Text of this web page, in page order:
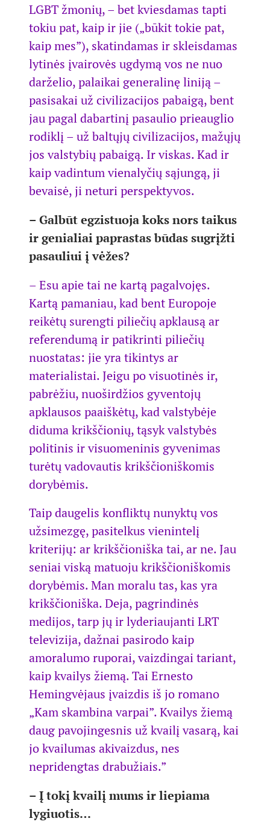
LGBT žmonių, – bet kviesdamas tapti
tokiu pat, kaip ir jie („būkit tokie pat,
kaip mes”), skatindamas ir skleisdamas
lytinės įvairovės ugdymą vos ne nuo
darželio, palaikai generalinę liniją –
pasisakai už civilizacijos pabaigą, bent
jau pagal dabartinį pasaulio prieauglio
rodiklį – už baltųjų civilizacijos, mažųjų
jos valstybių pabaigą. Ir viskas. Kad ir
kaip vadintum vienalyčių sąjungą, ji
bevaisė, ji neturi perspektyvos.
– Galbūt egzistuoja koks nors taikus
ir genialiai paprastas būdas sugrįžti
pasauliui į vėžes?
– Esu apie tai ne kartą pagalvojęs.
Kartą pamaniau, kad bent Europoje
reikėtų surengti piliečių apklausą ar
referendumą ir patikrinti piliečių
nuostatas: jie yra tikintys ar
materialistai. Jeigu po visuotinės ir,
pabrėžiu, nuoširdžios gyventojų
apklausos paaiškėtų, kad valstybėje
diduma krikščionių, tąsyk valstybės
politinis ir visuomeninis gyvenimas
turėtų vadovautis krikščioniškomis
dorybėmis.
Taip daugelis konfliktų nunyktų vos
užsimezgę, pasitelkus vienintelį
kriterijų: ar krikščioniška tai, ar ne. Jau
seniai viską matuoju krikščioniškomis
dorybėmis. Man moralu tas, kas yra
krikščioniška. Deja, pagrindinės
medijos, tarp jų ir lyderiaujanti LRT
televizija, dažnai pasirodo kaip
amoralumo ruporai, vaizdingai tariant,
kaip kvailys žiemą. Tai Ernesto
Hemingvėjaus įvaizdis iš jo romano
„Kam skambina varpai”. Kvailys žiemą
daug pavojingesnis už kvailį vasarą, kai
jo kvailumas akivaizdus, nes
nepridengtas drabužiais.”
– Į tokį kvailį mums ir liepiama
lygiuotis…